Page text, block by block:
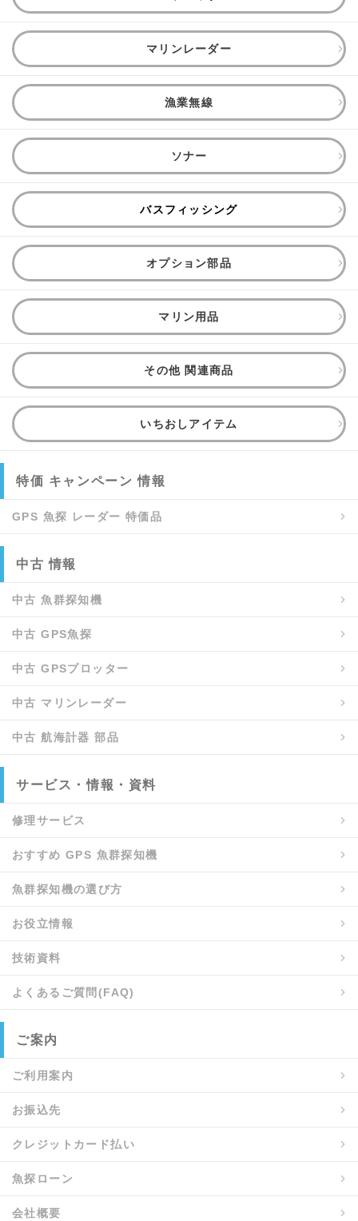
マリンレーダー
漁業無線
ソナー
バスフィッシング
オプション部品
マリン用品
その他 関連商品
いちおしアイテム
特価 キャンペーン 情報
GPS 魚探 レーダー 特価品
中古 情報
中古 魚群探知機
中古 GPS魚探
中古 GPSプロッター
中古 マリンレーダー
中古 航海計器 部品
サービス・情報・資料
修理サービス
おすすめ GPS 魚群探知機
魚群探知機の選び方
お役立情報
技術資料
よくあるご質問(FAQ)
ご案内
ご利用案内
お振込先
クレジットカード払い
魚探ローン
会社概要